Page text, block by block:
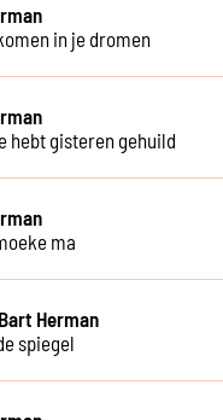
in je dromen
hebt gisteren gehuild
ma
Herman
spiegel